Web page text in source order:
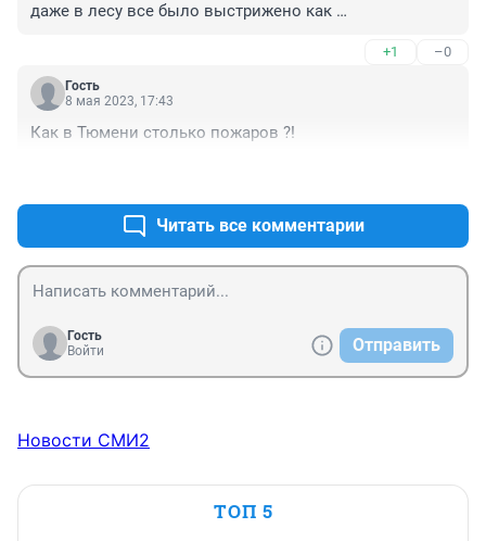
даже в лесу все было выстрижено как
пожароопасность, теперь 2-хметровый травяной
сухостой как порох в такую погоду, тут уже не просто
"пал" любое возгорание легко переходит в верховой,
"бездождевые " паузы, уже не первый год, но раньше
+1 –0
Гость
8 мая 2023, 17:43
Как в Тюмени столько пожаров ?!
Читать все комментарии
Гость
Войти
Отправить
Новости СМИ2
ТОП 5